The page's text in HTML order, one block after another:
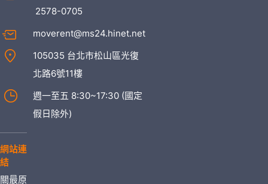
2578-0705
moverent@ms24.hinet.net
105035 台北市松山區光復
北路6號11樓
週一至五 8:30~17:30 (國定
假日除外)
網站連
結
關最原